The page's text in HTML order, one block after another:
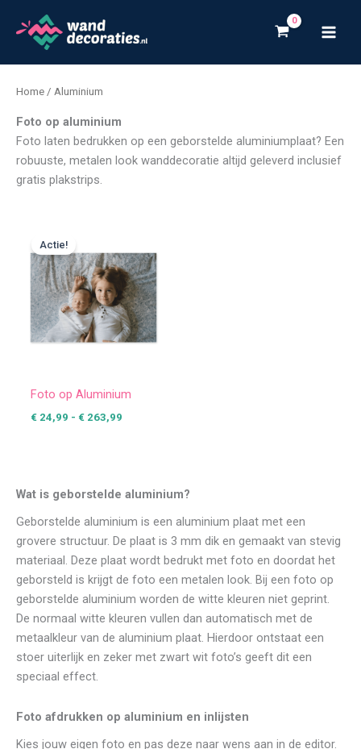
naar
inhoud
Home / Aluminium
Foto op aluminium
Foto laten bedrukken op een geborstelde aluminiumplaat? Een
robuuste, metalen look wanddecoratie altijd geleverd inclusief
gratis plakstrips.
Actie!
Foto op Aluminium
€24,99 - €263,99
tot
€ 263,99
Wat is geborstelde aluminium?
Geborstelde aluminium is een aluminium plaat met een
grovere structuur. De plaat is 3 mm dik en gemaakt van stevig
materiaal. Deze plaat wordt bedrukt met foto en doordat het
geborsteld is krijgt de foto een metalen look. Bij een foto op
geborstelde aluminium worden de witte kleuren niet geprint.
De normaal witte kleuren vullen dan automatisch met de
metaalkleur van de aluminium plaat. Hierdoor ontstaat een
stoer uiterlijk en zeker met zwart wit foto’s geeft dit een
speciaal effect.
Foto afdrukken op aluminium en inlijsten
Kies jouw eigen foto en pas deze naar wens aan in de editor.